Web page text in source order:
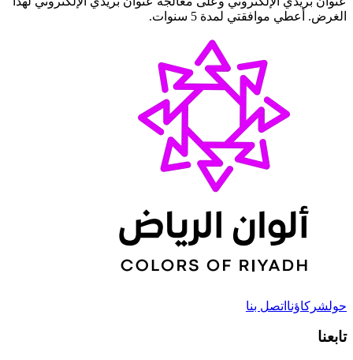
الغرض. أعطي موافقتي لمدة 5 سنوات.
حولشركاؤنا اتصل بنا
تابعنا